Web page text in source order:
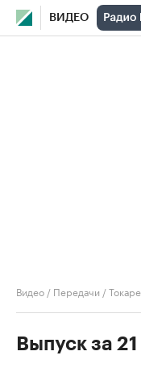
ВИДЕО
Видео / Передачи /
Выпуск за